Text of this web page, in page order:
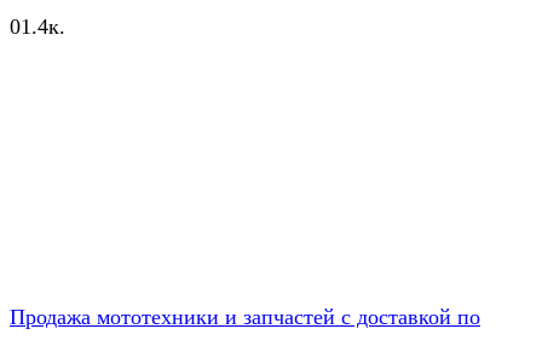
01.4к.
Продажа мототехники и запчастей с доставкой по